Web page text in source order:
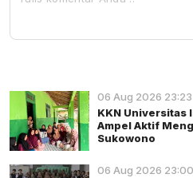
06 Aug 2026 23:23
KKN Universitas
Ampel Aktif
Sukowono
06 Aug 2026 23:00